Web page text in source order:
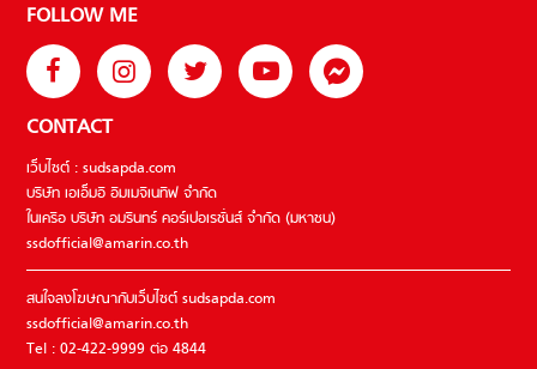
FOLLOW ME
CONTACT
เว็บไซต์ : sudsapda.com
บริษัท เอเอ็มอี อิมเมจิเนทีฟ จำกัด
ในเครือ บริษัท อมรินทร์ คอร์เปอเรชั่นส์ จำกัด (มหาชน)
ssdofficial@amarin.co.th
สนใจลงโฆษณากับเว็บไซต์ sudsapda.com
ssdofficial@amarin.co.th
Tel : 02-422-9999 ต่อ 4844